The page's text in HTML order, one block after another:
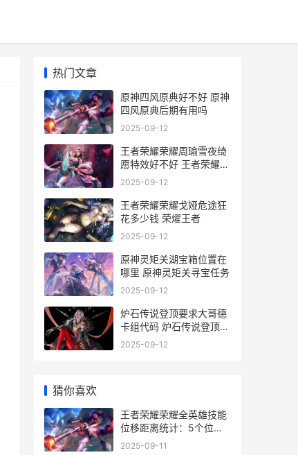
热门文章
原神四风原典好不好 原神
四风原典后期有用吗
2025-09-12
王者荣耀荣耀周瑜雪夜绮
愿特效好不好 王者荣耀周
姐
2025-09-12
王者荣耀荣耀戈娅危途狂
花多少钱 荣燿王者
2025-09-12
原神灵矩关湖宝箱位置在
哪里 原神灵矩关寻宝任务
2025-09-12
炉石传说登顶要求大哥德
卡组代码 炉石传说登顶要
几张牌
2025-09-12
猜你喜欢
王者荣耀荣耀全英雄技能
位移距离统计：5个位移
等级 王者荣耀荣耀全职大
2025-09-11